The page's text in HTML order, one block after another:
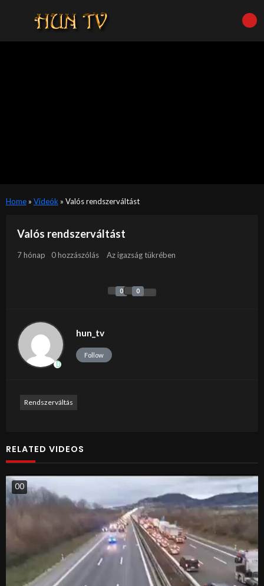
Home» Videók » Valós rendszerváltást
Valós rendszerváltást
7 hónap 0 hozzászólás Az igazság tükrében
0 0
hun_tv
Follow
Rendszerváltás
RELATED VIDEOS
00